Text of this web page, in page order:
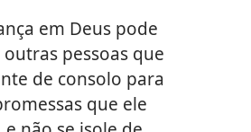
em Deus pode
pessoas que
de consolo para
que ele